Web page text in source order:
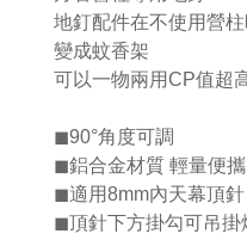
地釘配件在不使用營
變成蚊香架
可以一物兩用CP值超
◼90°角度可調
◼鋁合金材質 輕量便攜
◼適用8mm內天幕頂針
◼頂針下方掛勾可吊掛